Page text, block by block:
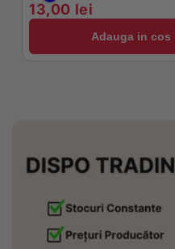
13,00 lei
Adauga in cos